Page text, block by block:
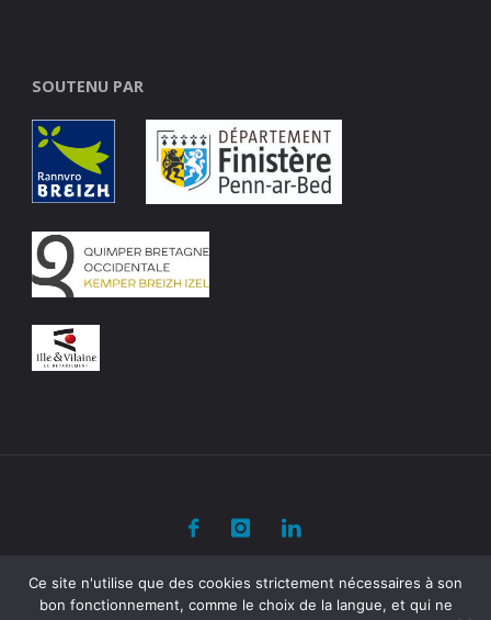
SOUTENU PAR
©2020 Kelenn
Ce site n'utilise que des cookies strictement nécessaires à son
bon fonctionnement, comme le choix de la langue, et qui ne